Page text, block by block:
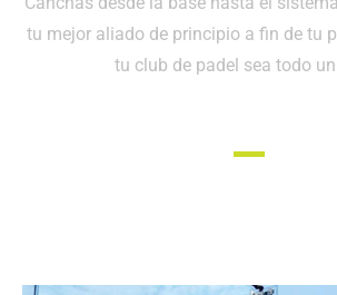
tu mejor aliado de principio a fin de tu
tu club de padel sea todo